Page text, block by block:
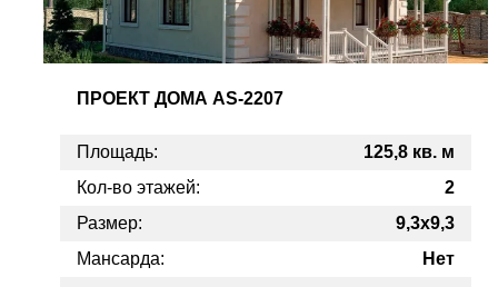
ПРОЕКТ ДОМА AS-2207
Площадь:
125,8 кв. м
Кол-во этажей:
2
Размер:
9,3x9,3
Мансарда:
Нет